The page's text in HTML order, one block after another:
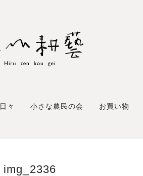
日々 小さな農民の会 お買い物
img_2336